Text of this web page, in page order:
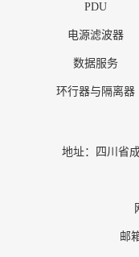
PDU
电源滤波器
数据服务
环行器与隔离器
地址：四川省
邮